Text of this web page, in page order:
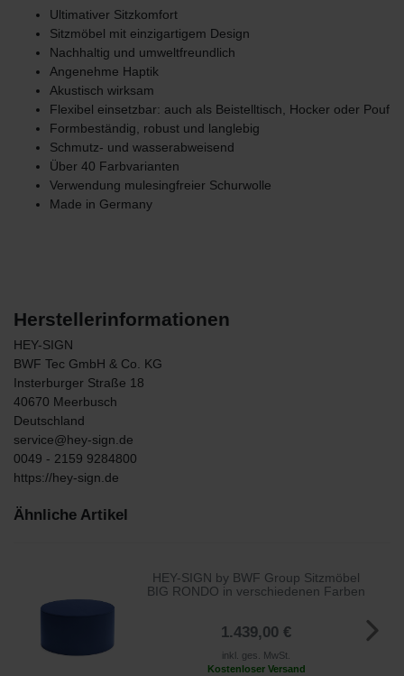
Ultimativer Sitzkomfort
Sitzmöbel mit einzigartigem Design
Nachhaltig und umweltfreundlich
Angenehme Haptik
Akustisch wirksam
Flexibel einsetzbar: auch als Beistelltisch, Hocker oder Pouf
Formbeständig, robust und langlebig
Schmutz- und wasserabweisend
Über 40 Farbvarianten
Verwendung mulesingfreier Schurwolle
Made in Germany
Herstellerinformationen
HEY-SIGN
BWF Tec GmbH & Co. KG
Insterburger Straße 18
40670 Meerbusch
Deutschland
service@hey-sign.de
0049 - 2159 9284800
https://hey-sign.de
Ähnliche Artikel
HEY-SIGN by BWF Group Sitzmöbel
BIG RONDO in verschiedenen Farben
1.439,00 €
inkl. ges. MwSt.
Kostenloser Versand